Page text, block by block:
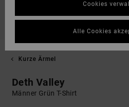
Kurze Ärmel
Deth Valley
Männer Grün T-Shirt
Cookies
Alle Cookies